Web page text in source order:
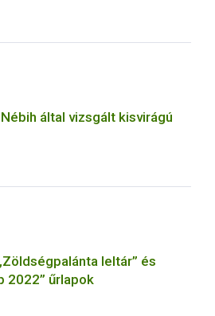
által vizsgált kisvirágú
leltár” és
2022” űrlapok